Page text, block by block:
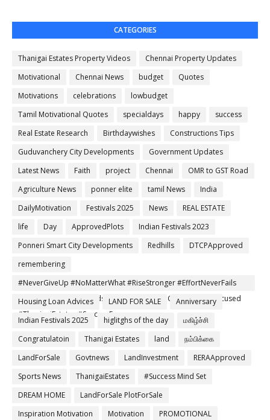
CATEGORIES
Thanigai Estates Property Videos
Chennai Property Updates
Motivational
Chennai News budget
Quotes
Motivations
celebrations
lowbudget
Tamil Motivational Quotes
specialdays happy
success
Real Estate Research
Birthdaywishes
Constructions Tips
Guduvanchery City Developments
Government Updates
Latest News
Faith project Chennai
OMR to GST Road
Agriculture News
ponner elite tamil News
India
DailyMotivation
Festivals 2025 News
REAL ESTATE
life
Day ApprovedPlots
Indian Festivals 2023
Ponneri Smart City Developments
Redhills
DTCPApproved
remembering
#NeverGiveUp #NoMatterWhat #RiseStronger #EffortNeverFails
#TamilMotivation #MindsetMatters #DreamChaser #StayFocused
#ThanigaiEstates #SuccessEnergy
Housing Loan Advices LAND FOR SALE
Anniversary
Indian Festivals 2025
higlitghs of the day
மகிழ்ச்சி
Congratulatoin
Thanigai Estates land
நம்பிக்கை
LandForSale
Govtnews LandInvestment
RERAApproved
Sports News
ThanigaiEstates
#Success Mind Set
DREAM HOME
LandForSale PlotForSale
Inspiration Motivation
Motivation
PROMOTIONAL